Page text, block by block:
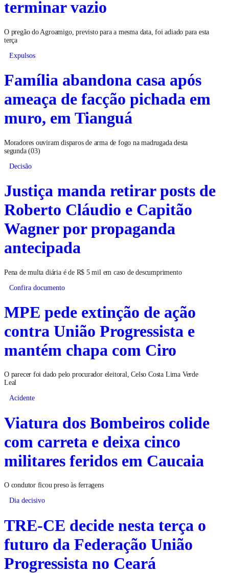
terminar vazio
O pregão do Agroamigo, previsto para a mesma data, foi adiado para esta
terça
Expulsos
Família abandona casa após
ameaça de facção pichada em
muro, em Tianguá
Moradores ouviram disparos de arma de fogo na madrugada desta
segunda (03)
Decisão
Justiça manda retirar posts de
Roberto Cláudio e Capitão
Wagner por propaganda
antecipada
Pena de multa diária é de R$ 5 mil em caso de descumprimento
Confira documento
MPE pede extinção de ação
contra União Progressista e
mantém chapa com Ciro
O parecer foi dado pelo procurador eleitoral, Celso Costa Lima Verde
Leal
Acidente
Viatura dos Bombeiros colide
com carreta e deixa cinco
militares feridos em Caucaia
O condutor ficou preso às ferragens
Dia decisivo
TRE-CE decide nesta terça o
futuro da Federação União
Progressista no Ceará